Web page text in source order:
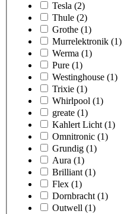
Tesla (2)
Thule (2)
Grothe (1)
Murrelektronik (1)
Werma (1)
Pure (1)
Westinghouse (1)
Trixie (1)
Whirlpool (1)
greate (1)
Kahlert Licht (1)
Omnitronic (1)
Grundig (1)
Aura (1)
Brilliant (1)
Flex (1)
Dornbracht (1)
Outwell (1)